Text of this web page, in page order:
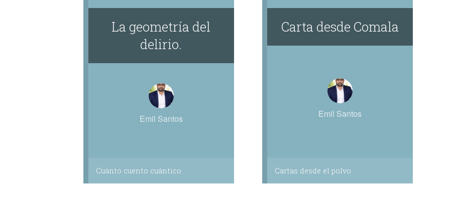
La geometría del
delirio.
Emil Santos
Cuánto cuento cuántico
Carta desde Comala
Emil Santos
Cartas desde el polvo